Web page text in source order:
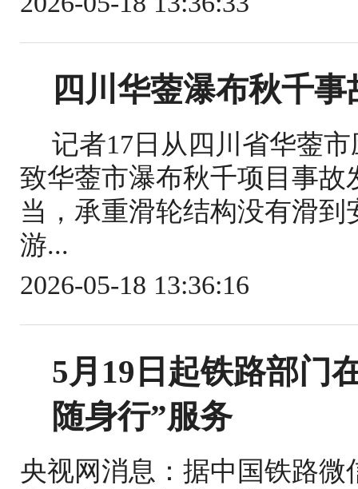
四川华蓥瀑布秋千
记者17日从四川省华蓥
致华蓥市瀑布秋千项目事
当，承重滑轮结构没有滑
游...
2026-05-18 13:36:16
5月19日起铁路部门
随身行”服务
央视网消息：据中国铁路